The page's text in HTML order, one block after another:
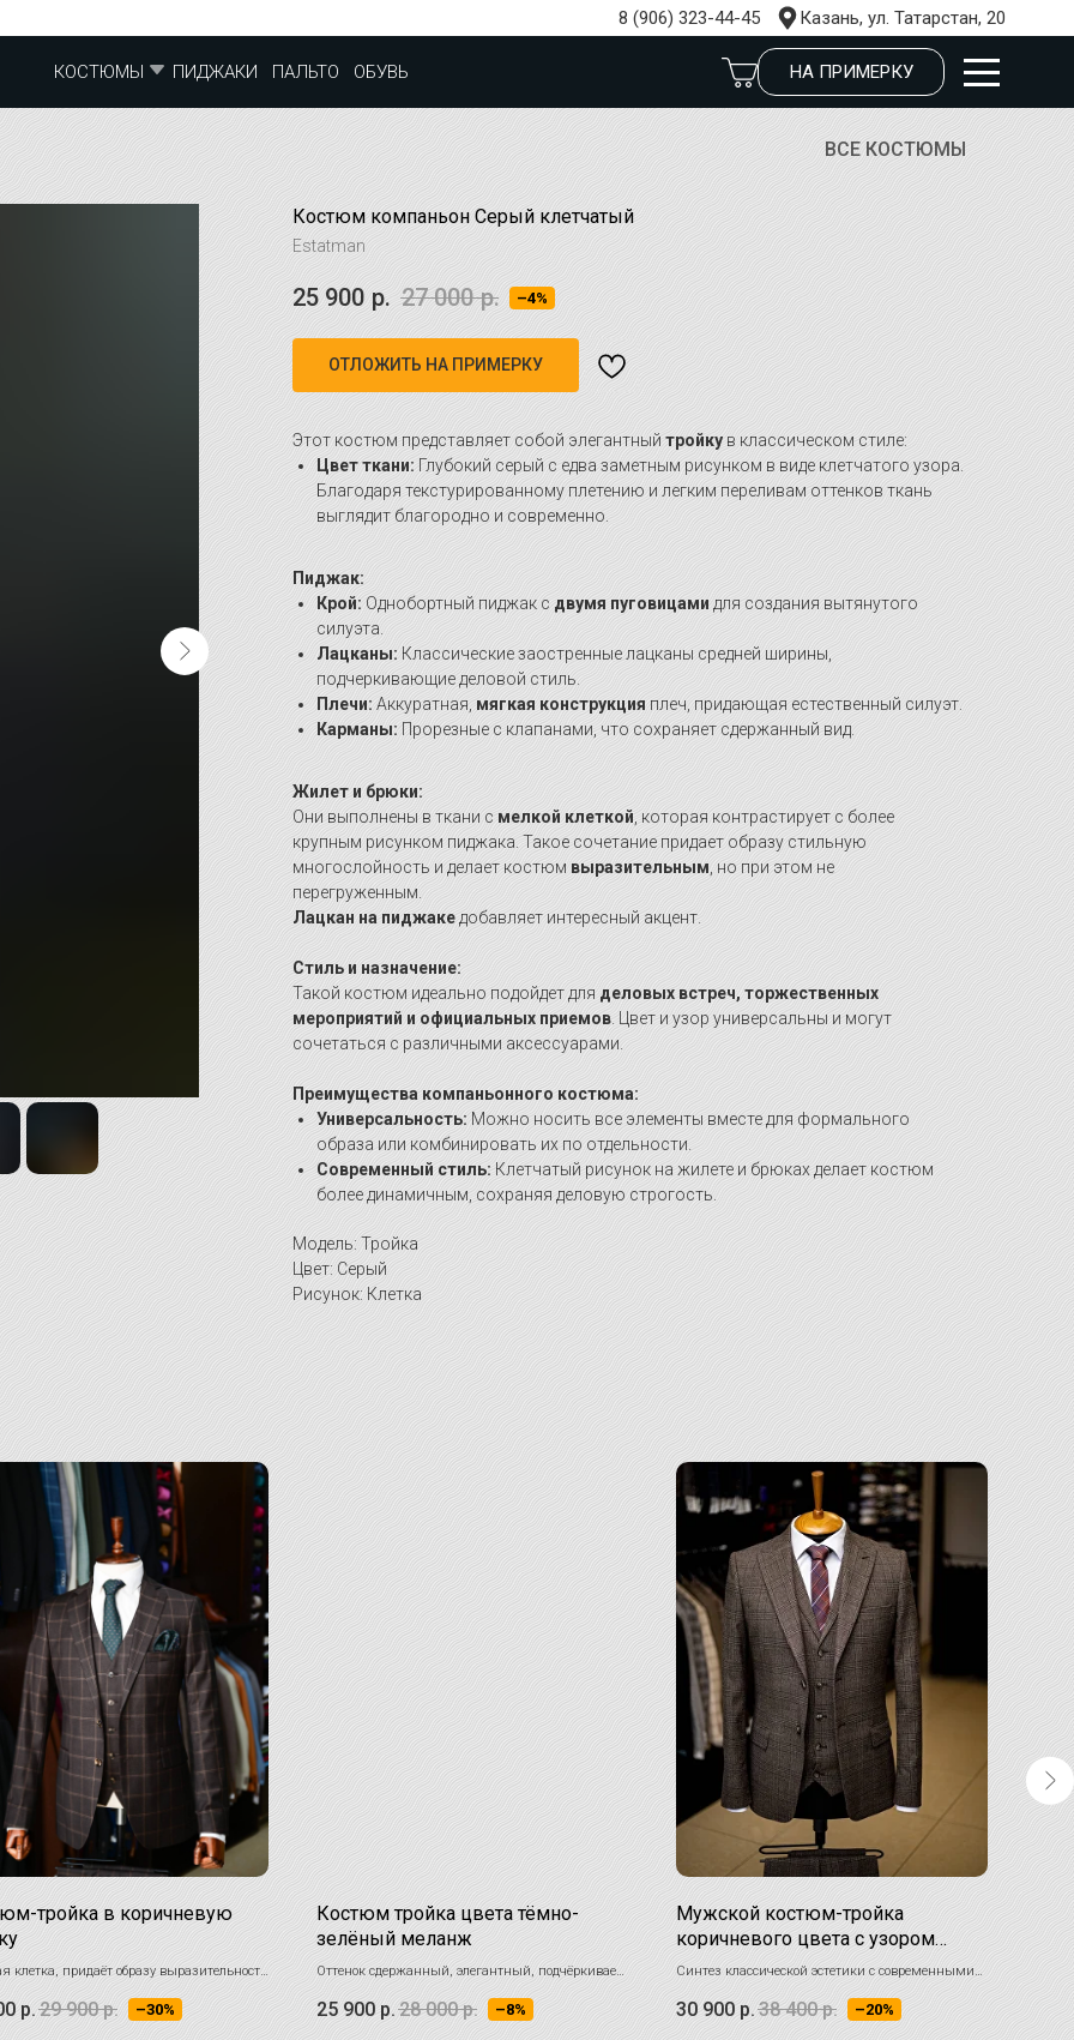
8 (906) 323-44-45 Казань, ул. Татарстан, 20
НА ПРИМЕРКУ
КОСТЮМЫ ПИДЖАКИ ПАЛЬТО ОБУВЬ
ВСЕ КОСТЮМЫ
Костюм компаньон Серый клетчатый
Estatman
25 900 р. 27 000 р. –4%
ОТЛОЖИТЬ НА ПРИМЕРКУ
Этот костюм представляет собой элегантныйтройку в классическом стиле:
Цвет ткани: Глубокий серый с едва заметным рисунком в виде клетчатого узора.
Благодаря текстурированному плетению и легким переливам оттенков ткань
выглядит благородно и современно.
Пиджак:
Крой: Однобортный пиджак сдвумя пуговицами для создания вытянутого
силуэта.
Лацканы: Классические заостренные лацканы средней ширины,
подчеркивающие деловой стиль.
Плечи:Аккуратная,мягкая конструкцияплеч, придающая естественный силуэт.
Карманы:Прорезные с клапанами, что сохраняет сдержанный вид.
Жилет и брюки:
Они выполнены в ткани смелкой клеткой, которая контрастирует с более
крупным рисунком пиджака. Такое сочетание придает образу стильную
многослойность и делает костюм выразительным, но при этом не
перегруженным.
Лацкан на пиджакедобавляет интересный акцент.
Стиль и назначение:
Такой костюм идеально подойдет для деловых встреч, торжественных
мероприятий и официальных приемов. Цвет и узор универсальны и могут
сочетаться с различными аксессуарами.
Преимущества компаньонного костюма:
Универсальность: Можно носить все элементы вместе для формального
образа или комбинировать их по отдельности.
Современный стиль: Клетчатый рисунок на жилете и брюках делает костюм
более динамичным, сохраняя деловую строгость.
Модель: Тройка
Цвет: Серый
Рисунок: Клетка
тройка в коричневую
клетка, придаёт образу выразительность
р. 29 900 р. –30%
Костюм тройка цвета тёмно-
зелёный меланж
Оттенок сдержанный, элегантный, подчёркивает
статус и вкус
25 900 р. 28 000 р. –8%
Мужской костюм-тройка
коричневого цвета с узором
Гленчек
Синтез классической эстетики с современными
дизайнерскими акцентами
30 900 р. 38 400 р. –20%
для
30